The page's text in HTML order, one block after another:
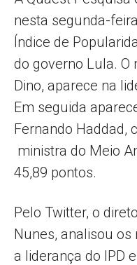
nesta segunda-
Índice de
do governo Lula. O
Dino, aparece na
Em seguida
Fernando Haddad,
ministra do Meio
45,89 pontos.
Pelo Twitter, o
Nunes, analisou os
a liderança do IPD